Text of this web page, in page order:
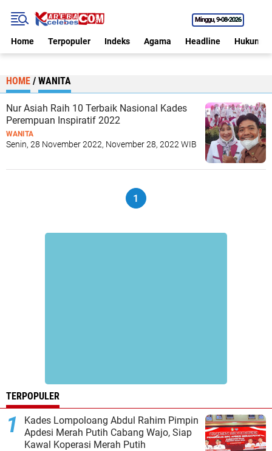
Minggu 9•08•2026
Home Terpopuler Indeks Agama Headline Hukum
HOME / WANITA
Nur Asiah Raih 10 Terbaik Nasional Kades
Perempuan Inspiratif 2022
WANITA
Senin, 28 November 2022, November 28, 2022 WIB
1
TERPOPULER
Kades Lompoloang Abdul Rahim Pimpin
Apdesi Merah Putih Cabang Wajo, Siap
Kawal Koperasi Merah Putih